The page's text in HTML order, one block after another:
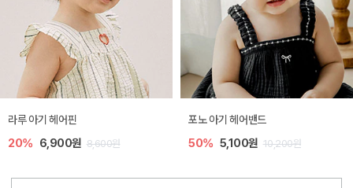
라루 아기 헤어핀
20% 6,900원 8,600원
포노 아기 헤어밴드
50% 5,100원 10,200원